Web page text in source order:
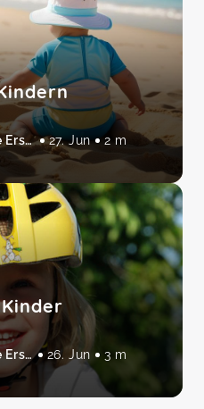
von Lütt & Safe Erste Hilfe am Baby und Kind 27. Jun 2 m
von Lütt & Safe Erste Hilfe am Baby und Kind 26. Jun 3 m